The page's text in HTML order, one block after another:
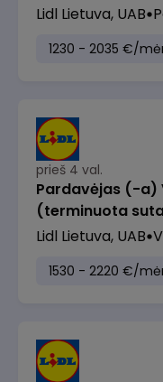
Lidl Lietuva, UAB
1230 - 2035 €/
prieš 4 val.
Pardavėjas (-a)
(terminuota
Lidl Lietuva, UAB
1530 - 2220 €/